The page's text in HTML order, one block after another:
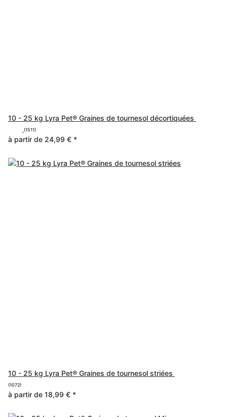
10 - 25 kg Lyra Pet® Graines de tournesol décortiquées
(1511)
à partir de 24,99 € *
10 - 25 kg Lyra Pet® Graines de tournesol striées
(1072)
à partir de 18,99 € *